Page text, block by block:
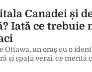
Canadei și
Iată ce trebuie
Ottawa, un oraș cu o
și spații verzi, ce merită